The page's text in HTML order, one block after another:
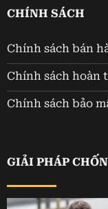
CHÍNH SÁCH
Chính sách bán
Chính sách hoàn
Chính sách bảo
GIẢI PHÁP